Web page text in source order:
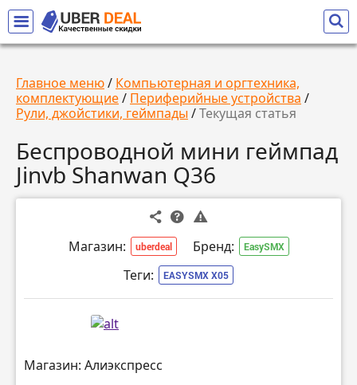
Главное меню/ Компьютерная и оргтехника,
комплектующие/ Периферийные устройства /
Рули, джойстики, геймпады /Текущая статья
Беспроводной мини геймпад
Jinvb Shanwan Q36
Магазин: uberdeal Бренд: EasySMX
Теги: EASYSMX X05
Магазин: Алиэкспресс